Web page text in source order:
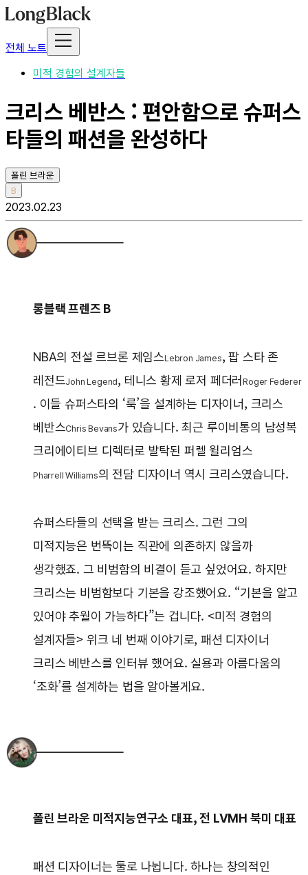
전체 노트
미적 경험의 설계자들
크리스 베반스 : 편안함으로 슈퍼스
타들의 패션을 완성하다
폴린 브라운
B
2023.02.23
롱블랙 프렌즈 B
NBA의 전설 르브론 제임스Lebron James, 팝 스타 존
레전드John Legend, 테니스 황제 로저 페더러Roger Federer
. 이들 슈퍼스타의 ‘룩’을 설계하는 디자이너, 크리스
베반스Chris Bevans가 있습니다. 최근 루이비통의 남성복
크리에이티브 디렉터로 발탁된 퍼렐 윌리엄스
Pharrell Williams의 전담 디자이너 역시 크리스였습니다.
슈퍼스타들의 선택을 받는 크리스. 그런 그의
미적지능은 번뜩이는 직관에 의존하지 않을까
생각했죠. 그 비범함의 비결이 듣고 싶었어요. 하지만
크리스는 비범함보다 기본을 강조했어요. “기본을 알고
있어야 추월이 가능하다”는 겁니다. <미적 경험의
설계자들> 위크 네 번째 이야기로, 패션 디자이너
크리스 베반스를 인터뷰 했어요. 실용과 아름다움의
‘조화’를 설계하는 법을 알아볼게요.
폴린 브라운 미적지능연구소 대표, 전 LVMH 북미 대표
패션 디자이너는 둘로 나뉩니다. 하나는 창의적인